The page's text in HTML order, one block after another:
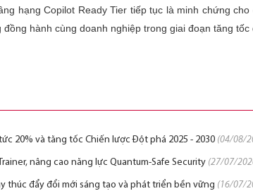
hạng Copilot Ready Tier tiếp tục là minh chứng
hành cùng doanh nghiệp trong giai đoạn tăng tốc
20% và tăng tốc Chiến lược Đột phá 2025 - 2030 (04/08/
nâng cao năng lực Quantum-Safe Security (27/07/
thúc đẩy đổi mới sáng tạo và phát triển bền vững (16/07/